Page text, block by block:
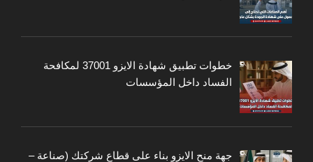
خطوات تطبيق شهادة الايزو 37001 لمكافحة
الفساد داخل المؤسسات
جهة منح الايزو بناء على قطاع شركتك (صناعة –